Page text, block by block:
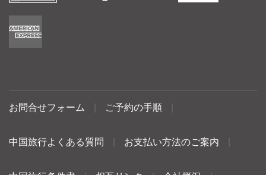
お問合せフォーム ご予約の手順
中国旅行よくある質問 お支払い方法のご案内